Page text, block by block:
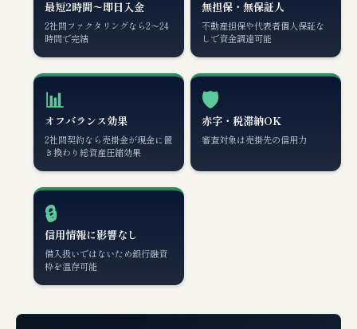
最短2時間〜即日入金
2社間ファクタリングなら2〜24
時間で完結
無担保・無保証人
不動産担保や代表者個人保証な
しで資金調達可能
📊
オフバランス効果
2社間契約なら売掛金が現金に置
き換わり総資産圧縮効果
🛡️
赤字・税滞納OK
審査対象は売掛先の信用力
🔒
信用情報に影響なし
借入扱いではないため銀行融資
枠を温存可能